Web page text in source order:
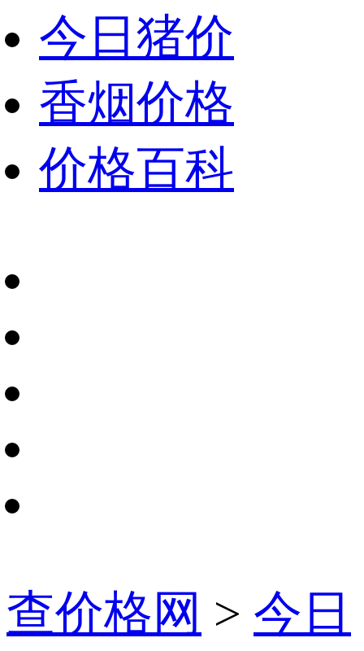
今日猪价
香烟价格
价格百科
查价格网 > 今日